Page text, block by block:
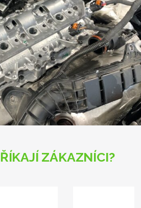
ŘÍKAJÍ ZÁKAZNÍCI?